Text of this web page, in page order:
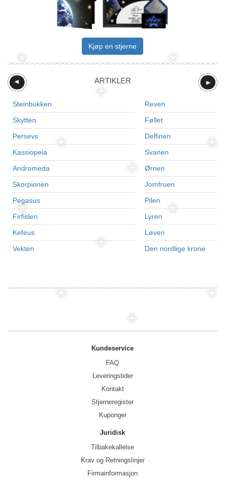
Kjøp en stjerne
ARTIKLER ►
►
Steinbukken
Skytten
Persevs
Kassiopeia
Andromeda
Skorpionen
Pegasus
Firfislen
Kefeus
Vekten
Reven
Føllet
Delfinen
Svanen
Ørnen
Jomfruen
Pilen
Lyren
Løven
Den nordlige krone
Kundeservice
FAQ
Leveringstider
Kontakt
Stjerneregister
Kuponger
Juridisk
Tilbakekallelse
Krav og Retningslinjer
Firmainformasjon